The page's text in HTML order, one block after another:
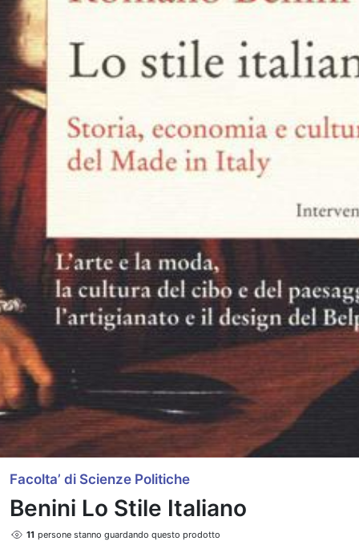
Facolta’ di Scienze Politiche
Benini Lo Stile Italiano
11 persone stanno guardando questo prodotto